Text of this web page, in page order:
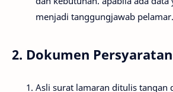
menjadi tanggungjawab pelamar.
2. Dokumen Persyaratan
Asli surat lamaran ditulis tangan